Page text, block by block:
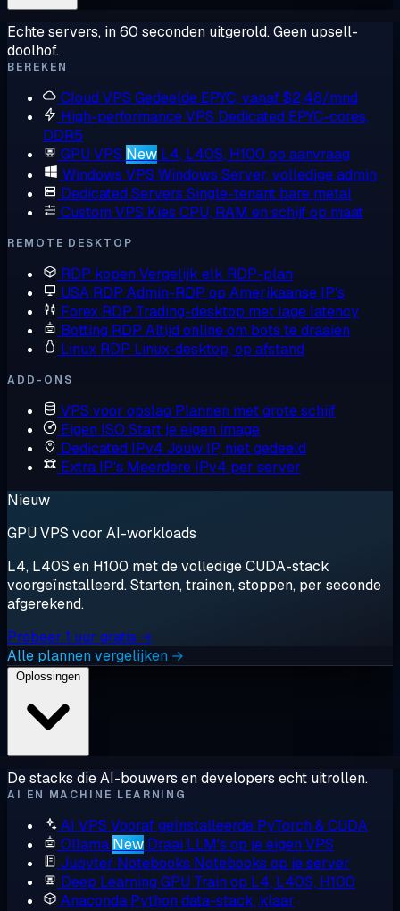
Echte servers, in 60 seconden uitgerold. Geen upsell-
doolhof.
BEREKEN
Cloud VPS Gedeelde EPYC, vanaf $2,48/mnd
High-performance VPS Dedicated EPYC-cores,
DDR5
GPU VPS New L4, L40S, H100 op aanvraag
Windows VPS Windows Server, volledige admin
Dedicated Servers Single-tenant bare metal
Custom VPS Kies CPU, RAM en schijf op maat
REMOTE DESKTOP
RDP kopen Vergelijk elk RDP-plan
USA RDP Admin-RDP op Amerikaanse IP's
Forex RDP Trading-desktop met lage latency
Botting RDP Altijd online om bots te draaien
Linux RDP Linux-desktop, op afstand
ADD-ONS
VPS voor opslag Plannen met grote schijf
Eigen ISO Start je eigen image
Dedicated IPv4 Jouw IP, niet gedeeld
Extra IP's Meerdere IPv4 per server
Nieuw
GPU VPS voor AI-workloads
L4, L40S en H100 met de volledige CUDA-stack
voorgeïnstalleerd. Starten, trainen, stoppen, per seconde
afgerekend.
Probeer 1 uur gratis →
Alle plannen vergelijken →
De stacks die AI-bouwers en developers echt uitrollen.
AI EN MACHINE LEARNING
AI VPS Vooraf geïnstalleerde PyTorch & CUDA
Ollama New Draai LLM's op je eigen VPS
Jupyter Notebooks Notebooks op je server
Deep Learning GPU Train op L4, L40S, H100
Anaconda Python data-stack, klaar